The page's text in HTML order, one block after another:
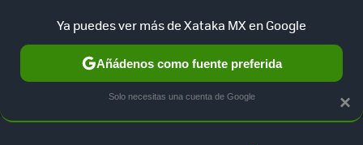
GUÍA DE COMPRAS MERCADO LIBRE ×
Ya puedes ver más de Xataka MX en Google
Añádenos como fuente preferida
Solo necesitas una cuenta de Google